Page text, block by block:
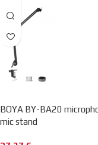
BOYA BY-BA20
mic stand